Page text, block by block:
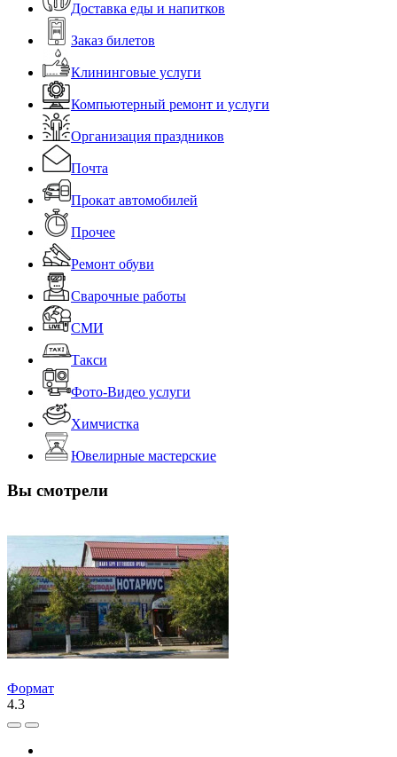
Доставка еды и напитков
Заказ билетов
Клининговые услуги
Компьютерный ремонт и услуги
Организация праздников
Почта
Прокат автомобилей
Прочее
Ремонт обуви
Сварочные работы
СМИ
Такси
Фото-Видео услуги
Химчистка
Ювелирные мастерские
Вы смотрели
Формат
4.3